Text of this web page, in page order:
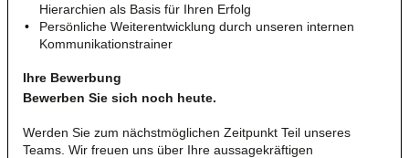
Hierarchien als Basis für Ihren Erfolg
Persönliche Weiterentwicklung durch unseren internen
Kommunikationstrainer
Ihre Bewerbung
Bewerben Sie sich noch heute.
Werden Sie zum nächstmöglichen Zeitpunkt Teil unseres
Teams. Wir freuen uns über Ihre aussagekräftigen